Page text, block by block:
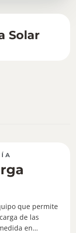
Solar
que permite
de las
en